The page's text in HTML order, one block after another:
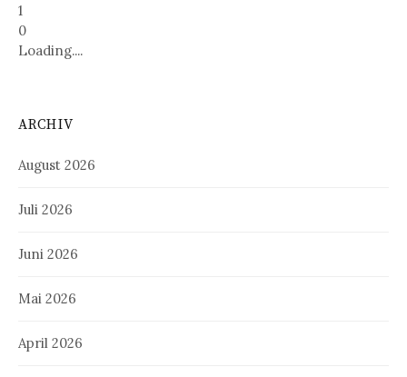
1
0
Loading....
ARCHIV
August 2026
Juli 2026
Juni 2026
Mai 2026
April 2026